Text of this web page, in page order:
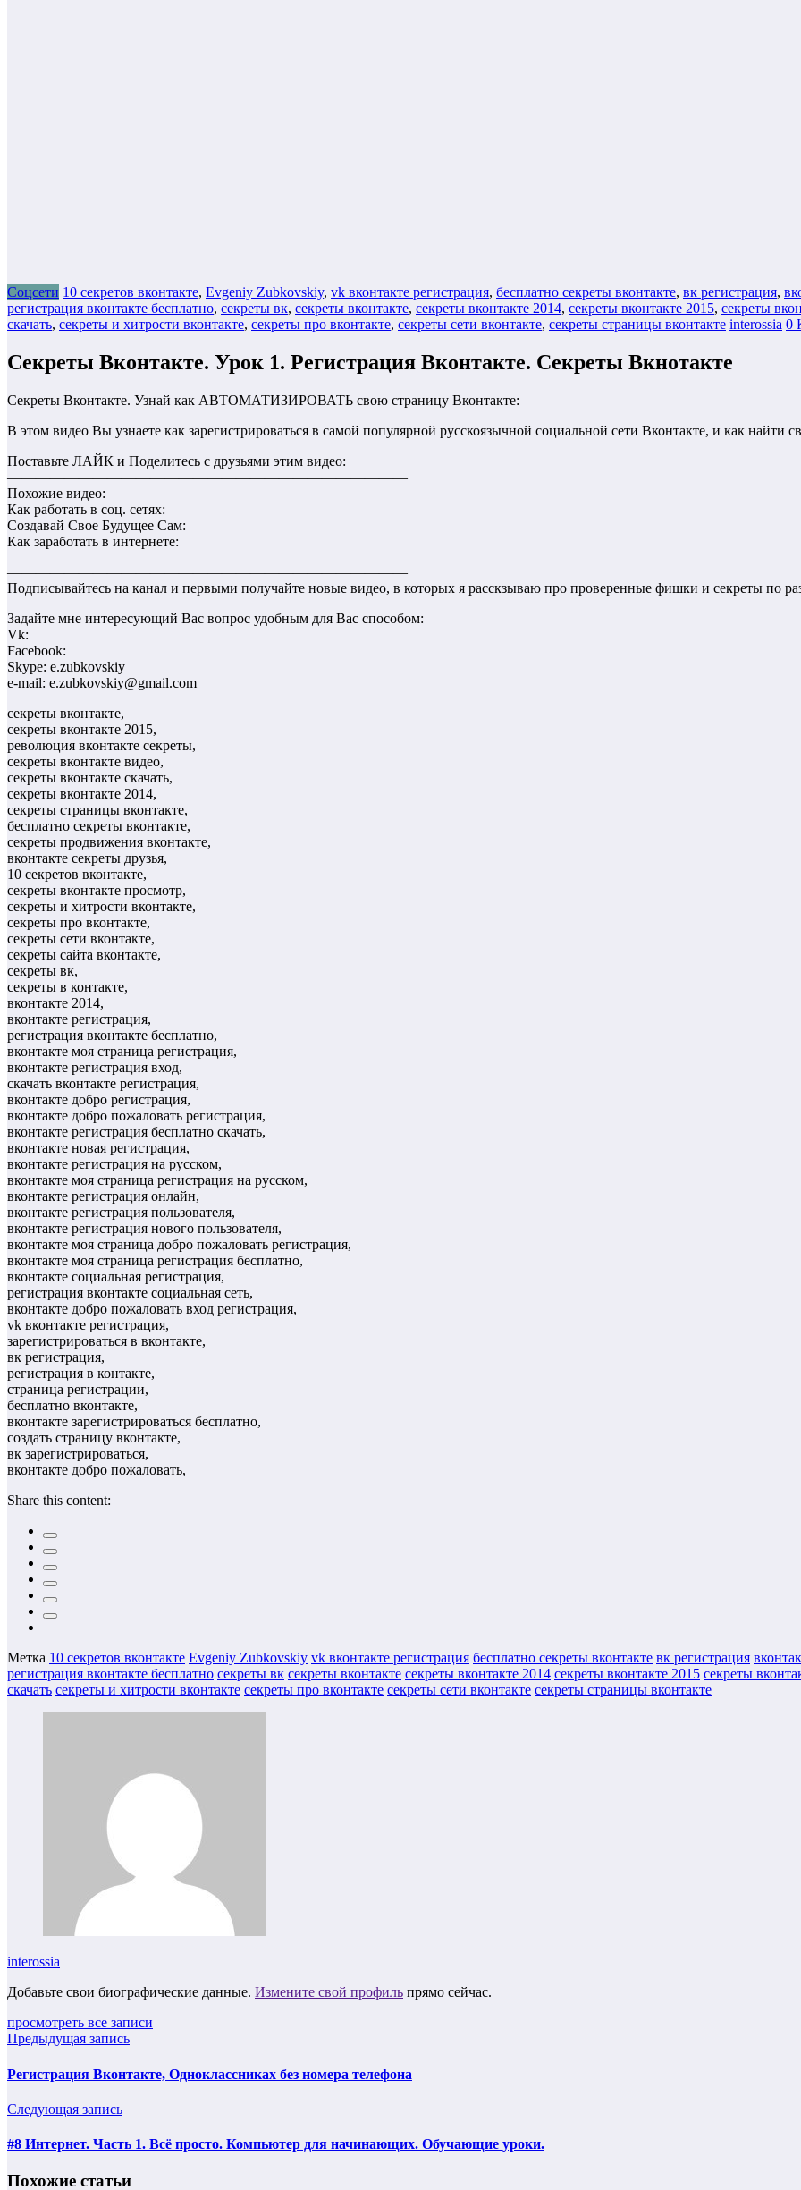
Соцсети 10 секретов вконтакте, Evgeniy Zubkovskiy, vk вконтакте регистрация, бесплатно секреты вконтакте, вк регистрация,
регистрация вконтакте бесплатно, секреты вк, секреты вконтакте, секреты вконтакте 2014, секреты вконтакте 2015, секреты
скачать, секреты и хитрости вконтакте, секреты про вконтакте, секреты сети вконтакте, секреты страницы вконтакте interossia 0
Секреты Вконтакте. Урок 1. Регистрация Вконтакте. Секреты Вкнотакте
Секреты Вконтакте. Узнай как АВТОМАТИЗИРОВАТЬ свою страницу Вконтакте:
В этом видео Вы узнаете как зарегистрироваться в самой популярной русскоязычной социальной сети Вконтакте, и как найти
Поставьте ЛАЙК и Поделитесь с друзьями этим видео:
————————————————————————————
Похожие видео:
Как работать в соц. сетях:
Создавай Свое Будущее Сам:
Как заработать в интернете:
————————————————————————————
Подписывайтесь на канал и первыми получайте новые видео, в которых я расскзываю про проверенные фишки и секреты по
Задайте мне интересующий Вас вопрос удобным для Вас способом:
Vk:
Facebook:
Skype: e.zubkovskiy
e-mail: e.zubkovskiy@gmail.com
секреты вконтакте,
секреты вконтакте 2015,
революция вконтакте секреты,
секреты вконтакте видео,
секреты вконтакте скачать,
секреты вконтакте 2014,
секреты страницы вконтакте,
бесплатно секреты вконтакте,
секреты продвижения вконтакте,
вконтакте секреты друзья,
10 секретов вконтакте,
секреты вконтакте просмотр,
секреты и хитрости вконтакте,
секреты про вконтакте,
секреты сети вконтакте,
секреты сайта вконтакте,
секреты вк,
секреты в контакте,
вконтакте 2014,
вконтакте регистрация,
регистрация вконтакте бесплатно,
вконтакте моя страница регистрация,
вконтакте регистрация вход,
скачать вконтакте регистрация,
вконтакте добро регистрация,
вконтакте добро пожаловать регистрация,
вконтакте регистрация бесплатно скачать,
вконтакте новая регистрация,
вконтакте регистрация на русском,
вконтакте моя страница регистрация на русском,
вконтакте регистрация онлайн,
вконтакте регистрация пользователя,
вконтакте регистрация нового пользователя,
вконтакте моя страница добро пожаловать регистрация,
вконтакте моя страница регистрация бесплатно,
вконтакте социальная регистрация,
регистрация вконтакте социальная сеть,
вконтакте добро пожаловать вход регистрация,
vk вконтакте регистрация,
зарегистрироваться в вконтакте,
вк регистрация,
регистрация в контакте,
страница регистрации,
бесплатно вконтакте,
вконтакте зарегистрироваться бесплатно,
создать страницу вконтакте,
вк зарегистрироваться,
вконтакте добро пожаловать,
Share this content:
Метка 10 секретов вконтакте Evgeniy Zubkovskiy vk вконтакте регистрация бесплатно секреты вконтакте вк регистрация
регистрация вконтакте бесплатно секреты вк секреты вконтакте секреты вконтакте 2014 секреты вконтакте 2015 секреты
скачать секреты и хитрости вконтакте секреты про вконтакте секреты сети вконтакте секреты страницы вконтакте
interossia
Добавьте свои биографические данные. Измените свой профиль прямо сейчас.
просмотреть все записи
Предыдущая запись
Регистрация Вконтакте, Одноклассниках без номера телефона
Следующая запись
#8 Интернет. Часть 1. Всё просто. Компьютер для начинающих. Обучающие уроки.
Похожие статьи